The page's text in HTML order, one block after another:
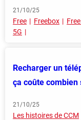
21/10/25
Free Freebox
5G
Recharger un
ça coûte combien
21/10/25
Les histoires de CCM